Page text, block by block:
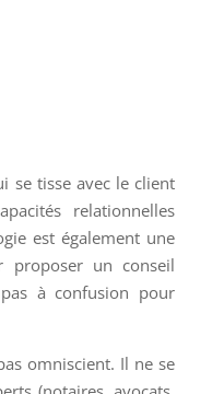
se tisse avec le client
relationnelles
est également une
proposer un conseil
à confusion pour
omniscient. Il ne se